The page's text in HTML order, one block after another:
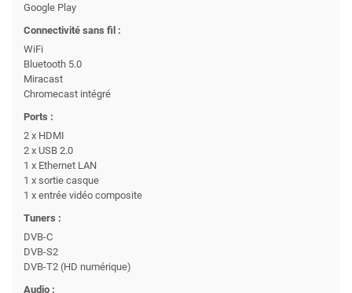
Google Play
Connectivité sans fil :
WiFi
Bluetooth 5.0
Miracast
Chromecast intégré
Ports :
2 x HDMI
2 x USB 2.0
1 x Ethernet LAN
1 x sortie casque
1 x entrée vidéo composite
Tuners :
DVB-C
DVB-S2
DVB-T2 (HD numérique)
Audio :